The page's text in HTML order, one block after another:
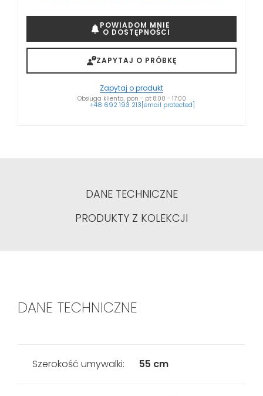
POWIADOM MNIE
O DOSTĘPNOŚCI
ZAPYTAJ O PRÓBKĘ
Zapytaj o produkt
Obsługa klienta, pon - pt 8:00 - 17:00
+48 692 193 213[email protected]
DANE TECHNICZNE
PRODUKTY Z KOLEKCJI
DANE TECHNICZNE
Szerokość umywalki: 55 cm